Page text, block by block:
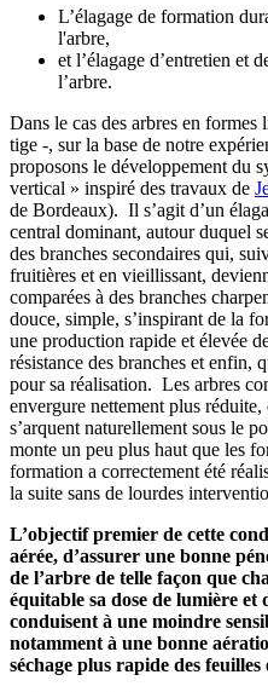
L’élagage de formation
l'arbre,
et l’élagage d’entretien et
l’arbre.
Dans le cas des arbres en
tige -, sur la base de notre
proposons le développement du
vertical » inspiré des travaux de
de Bordeaux). Il s’agit d’un
central dominant, autour duquel
des branches secondaires qui,
fruitières et en vieillissant,
comparées à des branches
douce, simple, s’inspirant de la
une production rapide et élevée
résistance des branches et enfin,
pour sa réalisation. Les arbres
envergure nettement plus
s’arquent naturellement sous le
monte un peu plus haut que les
formation a correctement été
la suite sans de lourdes
L’objectif premier de cette
aérée, d’assurer une bonne
de l’arbre de telle façon que
équitable sa dose de lumière et
conduisent à une moindre
notamment à une bonne
séchage plus rapide des